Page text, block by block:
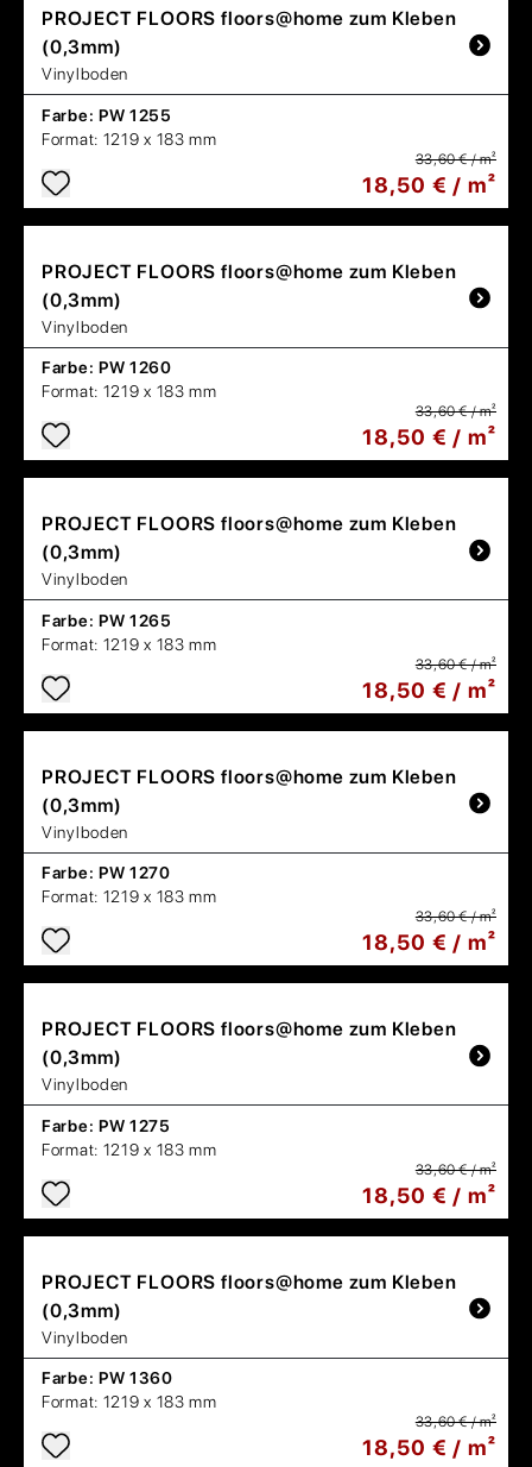
PROJECT FLOORS floors@home zum Kleben
(0,3mm)
Vinylboden
Farbe: PW 1255
Format: 1219 x 183 mm
33,60 € / m²
18,50 € / m²
PROJECT FLOORS floors@home zum Kleben
(0,3mm)
Vinylboden
Farbe: PW 1260
Format: 1219 x 183 mm
33,60 € / m²
18,50 € / m²
PROJECT FLOORS floors@home zum Kleben
(0,3mm)
Vinylboden
Farbe: PW 1265
Format: 1219 x 183 mm
33,60 € / m²
18,50 € / m²
PROJECT FLOORS floors@home zum Kleben
(0,3mm)
Vinylboden
Farbe: PW 1270
Format: 1219 x 183 mm
33,60 € / m²
18,50 € / m²
PROJECT FLOORS floors@home zum Kleben
(0,3mm)
Vinylboden
Farbe: PW 1275
Format: 1219 x 183 mm
33,60 € / m²
18,50 € / m²
PROJECT FLOORS floors@home zum Kleben
(0,3mm)
Vinylboden
Farbe: PW 1360
Format: 1219 x 183 mm
33,60 € / m²
18,50 € / m²